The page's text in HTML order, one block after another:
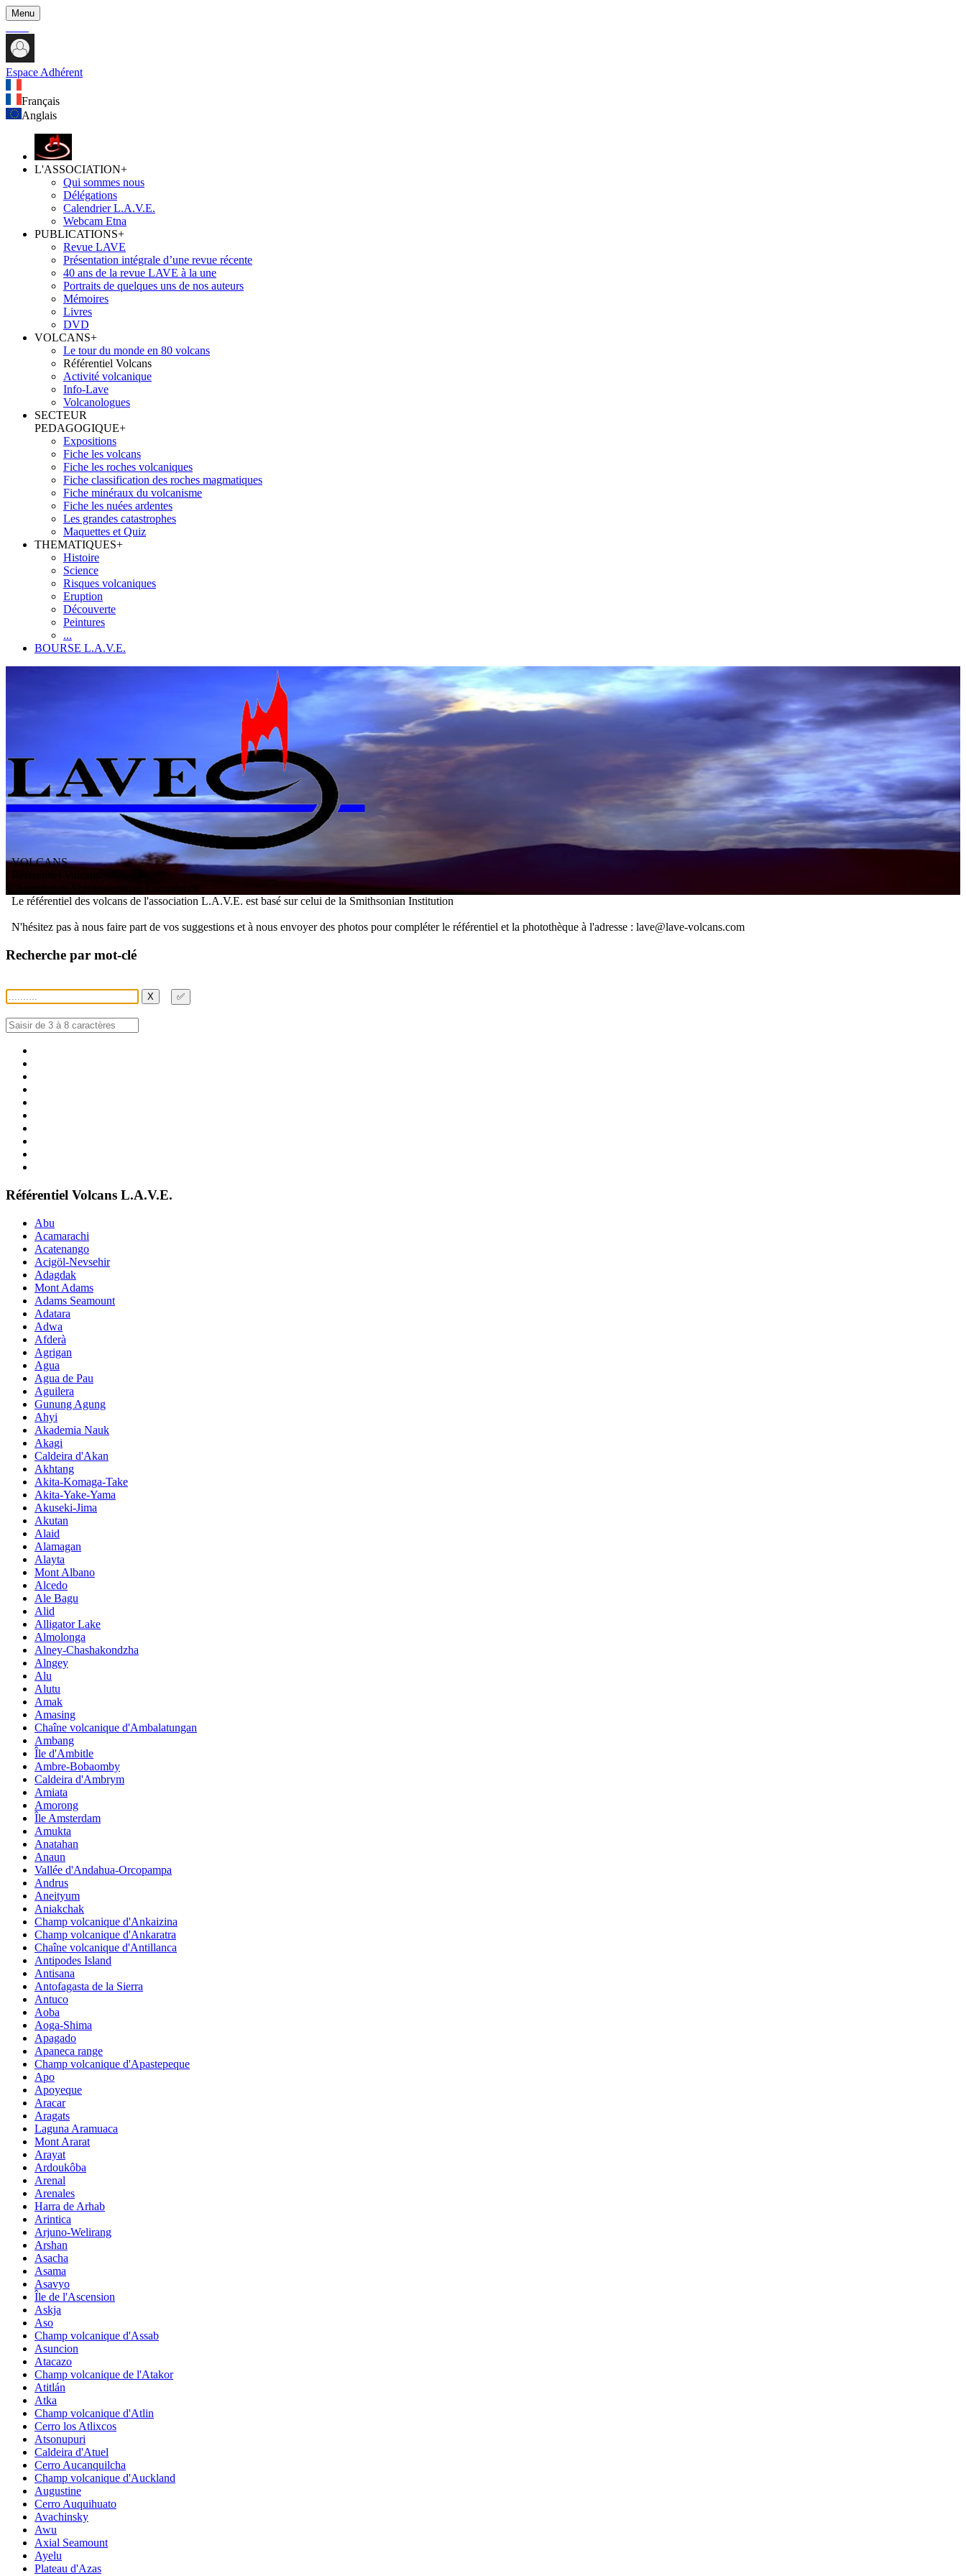
Menu
Espace Adhérent
Français
Anglais
L'ASSOCIATION+
Qui sommes nous
Délégations
Calendrier L.A.V.E.
Webcam Etna
PUBLICATIONS+
Revue LAVE
Présentation intégrale d’une revue récente
40 ans de la revue LAVE à la une
Portraits de quelques uns de nos auteurs
Mémoires
Livres
DVD
VOLCANS+
Le tour du monde en 80 volcans
Référentiel Volcans
Activité volcanique
Info-Lave
Volcanologues
SECTEUR
PEDAGOGIQUE+
Expositions
Fiche les volcans
Fiche les roches volcaniques
Fiche classification des roches magmatiques
Fiche minéraux du volcanisme
Fiche les nuées ardentes
Les grandes catastrophes
Maquettes et Quiz
THEMATIQUES+
Histoire
Science
Risques volcaniques
Eruption
Découverte
Peintures
...
BOURSE L.A.V.E.
VOLCANS
olcanologique
Le référentiel des volcans de l'association L.A.V.E. est basé sur celui de la Smithsonian Institution
N'hésitez pas à nous faire part de vos suggestions et à nous envoyer des photos pour compléter le référentiel et la photothèque à l'adresse : lave@lave-volcans.com
Recherche par mot-clé
X ✅
Référentiel Volcans L.A.V.E.
Abu
Acamarachi
Acatenango
Acigöl-Nevsehir
Adagdak
Mont Adams
Adams Seamount
Adatara
Adwa
Afderà
Agrigan
Agua
Agua de Pau
Aguilera
Gunung Agung
Ahyi
Akademia Nauk
Akagi
Caldeira d'Akan
Akhtang
Akita-Komaga-Take
Akita-Yake-Yama
Akuseki-Jima
Akutan
Alaid
Alamagan
Alayta
Mont Albano
Alcedo
Ale Bagu
Alid
Alligator Lake
Almolonga
Alney-Chashakondzha
Alngey
Alu
Alutu
Amak
Amasing
Chaîne volcanique d'Ambalatungan
Ambang
Île d'Ambitle
Ambre-Bobaomby
Caldeira d'Ambrym
Amiata
Amorong
Île Amsterdam
Amukta
Anatahan
Anaun
Vallée d'Andahua-Orcopampa
Andrus
Aneityum
Aniakchak
Champ volcanique d'Ankaizina
Champ volcanique d'Ankaratra
Chaîne volcanique d'Antillanca
Antipodes Island
Antisana
Antofagasta de la Sierra
Antuco
Aoba
Aoga-Shima
Apagado
Apaneca range
Champ volcanique d'Apastepeque
Apo
Apoyeque
Aracar
Aragats
Laguna Aramuaca
Mont Ararat
Arayat
Ardoukôba
Arenal
Arenales
Harra de Arhab
Arintica
Arjuno-Welirang
Arshan
Asacha
Asama
Asavyo
Île de l'Ascension
Askja
Aso
Champ volcanique d'Assab
Asuncion
Atacazo
Champ volcanique de l'Atakor
Atitlán
Atka
Champ volcanique d'Atlin
Cerro los Atlixcos
Atsonupuri
Caldeira d'Atuel
Cerro Aucanquilcha
Champ volcanique d'Auckland
Augustine
Cerro Auquihuato
Avachinsky
Awu
Axial Seamount
Ayelu
Plateau d'Azas